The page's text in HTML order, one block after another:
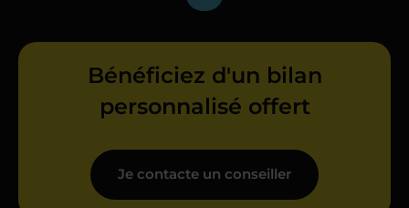
Bénéficiez d'un bilan
personnalisé offert
Je contacte un conseiller